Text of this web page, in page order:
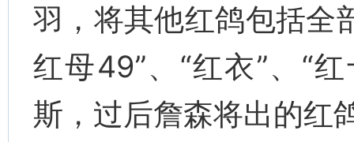
羽，将其他红鸽包括全
红母49”、“红衣”、“
斯，过后詹森将出的红